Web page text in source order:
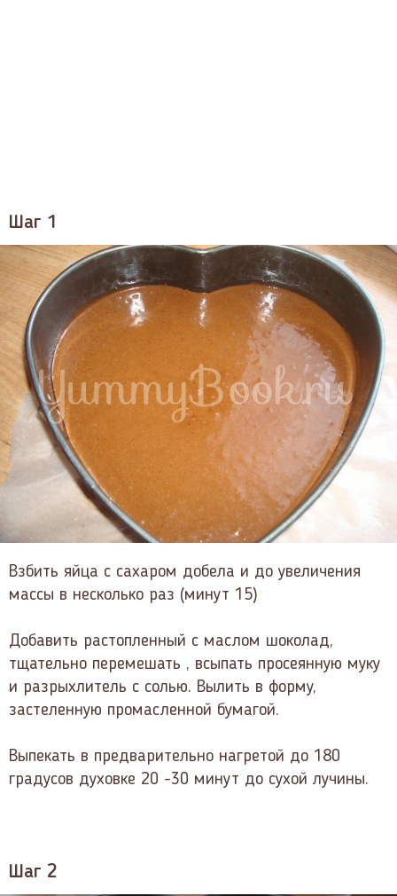
Шаг 1
Взбить яйца с сахаром добела и до увеличения
массы в несколько раз (минут 15)
Добавить растопленный с маслом шоколад,
тщательно перемешать , всыпать просеянную муку
и разрыхлитель с солью. Вылить в форму,
застеленную промасленной бумагой.
Выпекать в предварительно нагретой до 180
градусов духовке 20 -30 минут до сухой лучины.
Шаг 2